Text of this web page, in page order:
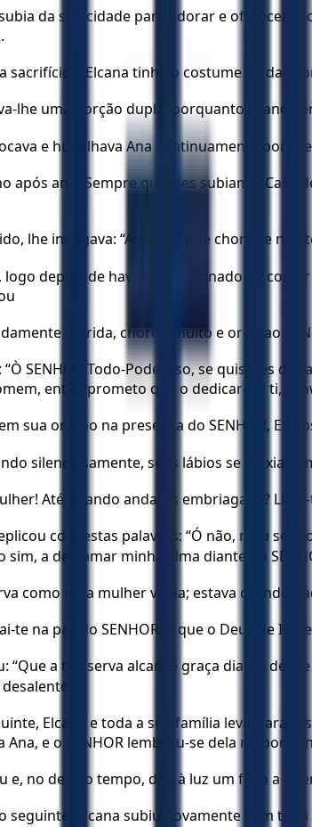
subia da sua cidade para adorar e oferecer
sacrifícios, Elcana tinha o costume de dar
lhe uma porção dupla, porquanto grande
e humilhava Ana continuamente
após ano. Sempre que eles subiam à Casa
lhe indagava: “Ana, por que choras e
logo depois de haverem terminado de
sofrida, chorou muito e orou ao
“Ò SENHOR Todo-Poderoso, se quiseres
então prometo que o dedicarei a ti,
sua oração na presença do SENHOR, Eli
silenciosamente, seus lábios se
Até quando andarás embriagada?
com estas palavras: “Ó não, meu
sim, a derramar minha alma diante do
como uma mulher vadia; estava orando
te na paz do SENHOR! E que o Deus de
“Que a tua serva alcance graça diante de
Elcana e toda a sua família
Ana, e o SENHOR lembrou-se dela
e, no devido tempo, deu à luz um filho a
seguinte, Elcana subiu novamente com